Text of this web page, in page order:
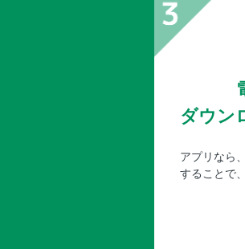
ダウン
アプリなら
することで